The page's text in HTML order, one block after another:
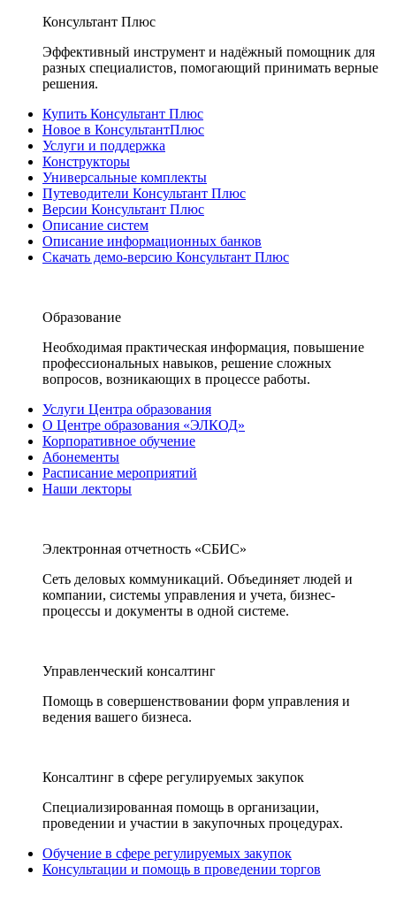
Консультант Плюс
Эффективный инструмент и надёжный помощник для
разных специалистов, помогающий принимать верные
решения.
Купить Консультант Плюс
Новое в КонсультантПлюс
Услуги и поддержка
Конструкторы
Универсальные комплекты
Путеводители Консультант Плюс
Версии Консультант Плюс
Описание систем
Описание информационных банков
Скачать демо-версию Консультант Плюс
Образование
Необходимая практическая информация, повышение
профессиональных навыков, решение сложных
вопросов, возникающих в процессе работы.
Услуги Центра образования
О Центре образования «ЭЛКОД»
Корпоративное обучение
Абонементы
Расписание мероприятий
Наши лекторы
Электронная отчетность «СБИС»
Сеть деловых коммуникаций. Объединяет людей и
компании, системы управления и учета, бизнес-
процессы и документы в одной системе.
Управленческий консалтинг
Помощь в совершенствовании форм управления и
ведения вашего бизнеса.
Консалтинг в сфере регулируемых закупок
Специализированная помощь в организации,
проведении и участии в закупочных процедурах.
Обучение в сфере регулируемых закупок
Консультации и помощь в проведении торгов